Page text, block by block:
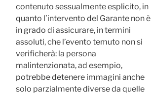
contenuto sessualmente esplicito, in
quanto l’intervento del Garante non è
in grado di assicurare, in termini
assoluti, che l’evento temuto non si
verificherà: la persona
malintenzionata, ad esempio,
potrebbe detenere immagini anche
solo parzialmente diverse da quelle